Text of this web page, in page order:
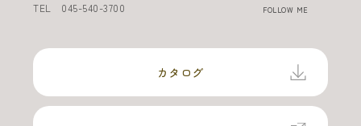
TEL 045-540-3700 FOLLOW ME
カタログ